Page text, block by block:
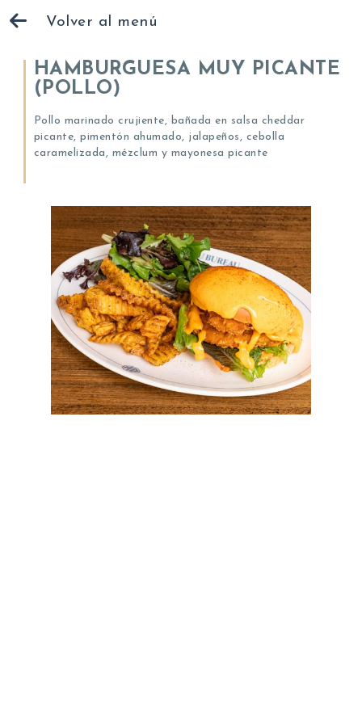
Volver al menú
HAMBURGUESA MUY PICANTE
(POLLO)
Pollo marinado crujiente, bañada en salsa cheddar
picante, pimentón ahumado, jalapeños, cebolla
caramelizada, mézclum y mayonesa picante